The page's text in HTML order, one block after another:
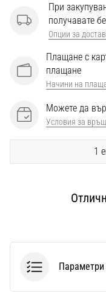
прецизност,
контрол
във
всяко
докосване.
Перфектни
за
При
получавате
Опции за
Плащане с
плащане
Начини на
Можете да
Условия за
1
Параметри